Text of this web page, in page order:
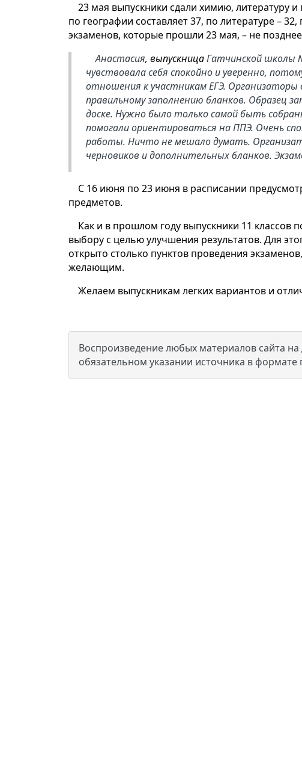
23 мая выпускники сдали химию, литературу
по географии составляет 37, по литературе –
экзаменов, которые прошли 23 мая, – не
Анастасия, выпускницаГатчинской школы
чувствовала себя спокойно и уверенно,
отношения к участникам ЕГЭ.
правильному заполнению бланков. Образец
доске. Нужно было только самой быть
помогали ориентироваться на ППЭ. Очень
работы. Ничто не мешало думать.
черновиков и дополнительных бланков.
С 16 июня по 23 июня в расписании
предметов.
Как и в прошлом году выпускники 11 классов
выбору с целью улучшения результатов. Для
открыто столько пунктов проведения
желающим.
Желаем выпускникам легких вариантов и
Воспроизведение любых материалов сайта
обязательном указании источника в формате